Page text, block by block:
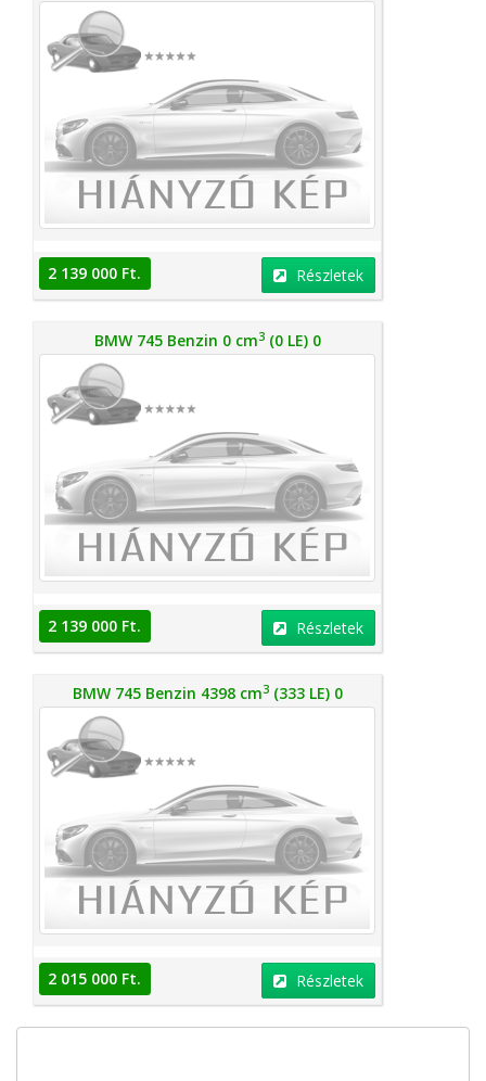
2 139 000 Ft. Részletek
BMW 745 Benzin 0 cm3(0 LE) 0
2 139 000 Ft. Részletek
BMW 745 Benzin 4398 cm3(333 LE) 0
2 015 000 Ft. Részletek